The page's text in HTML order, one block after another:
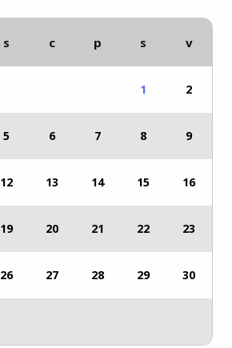
s c p s v
1 2
5 6 7 8 9
12 13 14 15 16
19 20 21 22 23
26 27 28 29 30